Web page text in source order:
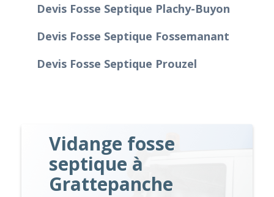
Devis Fosse Septique Plachy-Buyon
Devis Fosse Septique Fossemanant
Devis Fosse Septique Prouzel
Vidange fosse
septique à
Grattepanche